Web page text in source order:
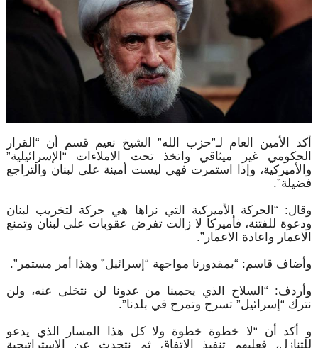
أكد الأمين العام لـ”حزب الله” الشيخ نعيم قسم أن “القرار
الحكومي غير ميثاقي واتخذ تحت الاملاءات “الإسرائيلية”
والأميركية، وإذا استمرت فهي ليست أمينة على لبنان والتراجع
فضيلة”.
وقال: “الحركة الأميركية التي نراها هي حركة لتخريب لبنان
ودعوة للفتنة، فأميركا لا زالت تفرض عقوبات على لبنان وتمنع
الاعمار واعادة الاعمار”.
وأضاف قاسم: “بمقدورنا مواجهة “إسرائيل” وهذا أمر مستمر”.
وأردف: “السلاح الذي يحمينا من عدونا لن نتخلى عنه، ولن
نترك “إسرائيل” تسرح وتمرح في بلدنا”.
و أكد أن “لا خطوة خطوة ولا كل هذا المسار الذي يدعو
للتنازل، فعليهم تنفيذ الاتفاق ثم نتحدث عن الاستراتيجية